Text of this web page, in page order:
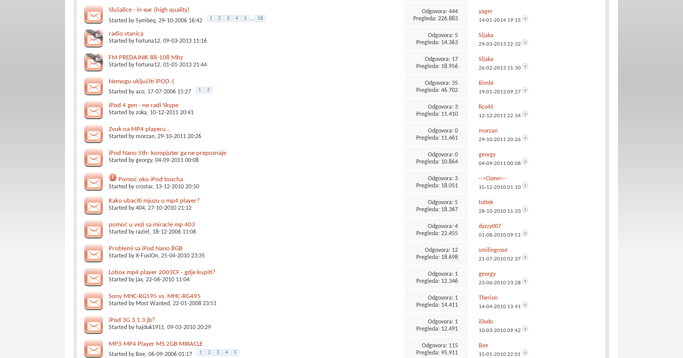
Slušalice - in-ear (high quality)
Started bySymbeq, 29-10-2006 16:42 1 2 3 4 5 ... 18
Odgovora: 444
Pregleda: 226.883
yager
14-01-2014 19:15
radio stanica
Started byfortuna12, 09-03-2013 11:16
Odgovora: 5
Pregleda: 14.363
Sljaka
29-03-2013 22:32
FM PREDAJNIK 88-108 Mhz
Started byfortuna12, 01-01-2013 21:44
Odgovora: 17
Pregleda: 18.956
Sljaka
26-02-2013 15:30
Nemogu uključiti iPOD :(
Started byaco, 17-07-2006 15:27 1 2
Odgovora: 35
Pregleda: 46.702
Bimbi
19-01-2012 09:27
iPod 4 gen - ne radi Skype
Started byzoka, 10-12-2011 20:41
Odgovora: 3
Pregleda: 11.410
fico45
12-12-2011 22:34
Zvuk na MP4 playeru...
Started bymorzan, 29-10-2011 20:26
Odgovora: 0
Pregleda: 11.461
morzan
29-10-2011 20:26
iPod Nano 5th- kompjuter ga ne prepoznaje
Started bygeorgy, 04-09-2011 00:08
Odgovora: 0
Pregleda: 10.864
georgy
04-09-2011 00:08
Pomoć oko iPod toucha
Started bycrostar, 13-12-2010 20:50
Odgovora: 3
Pregleda: 18.051
-->Cionn<--
15-12-201001:10
Kako ubaciti mjuzu u mp4 player?
Started by404, 27-10-2010 21:12
Odgovora: 5
Pregleda: 18.367
tutlek
28-10-2010 15:33
pomoć u vezi sa miracle mp 403
Started byraziel , 18-12-2006 11:06
Odgovora: 4
Pregleda: 22.455
dyzzy007
01-08-201009:51
Problemi sa iPod Nano 8GB
Started byX-FusIOn, 25-04-2010 23:35
Odgovora: 12
Pregleda: 18.698
smilingrose
21-07-201002:37
Lobox mp4 player 2003CF - gdje kupiti?
Started by jax, 22-06-2010 11:04
Odgovora: 1
Pregleda: 12.346
georgy
23-06-201023:28
Sony MHC-RG595 vs. MHC-RG495
Started by Most Wanted, 22-01-2008 23:51
Odgovora: 1
Pregleda: 14.411
Therion
14-04-2010 13:41
iPod 3G 3.1.3 jb?
Started by hajduk1911, 09-03-2010 20:29
Odgovora: 1
Pregleda: 12.491
iDodo
10-03-201009:42
MP3-MP4 Player MS 2GB MIRACLE
Started by Bee, 06-09-2006 01:17 1 2 3 4 5
Odgovora: 115
Pregleda: 95.911
Bee
15-01-201022:01